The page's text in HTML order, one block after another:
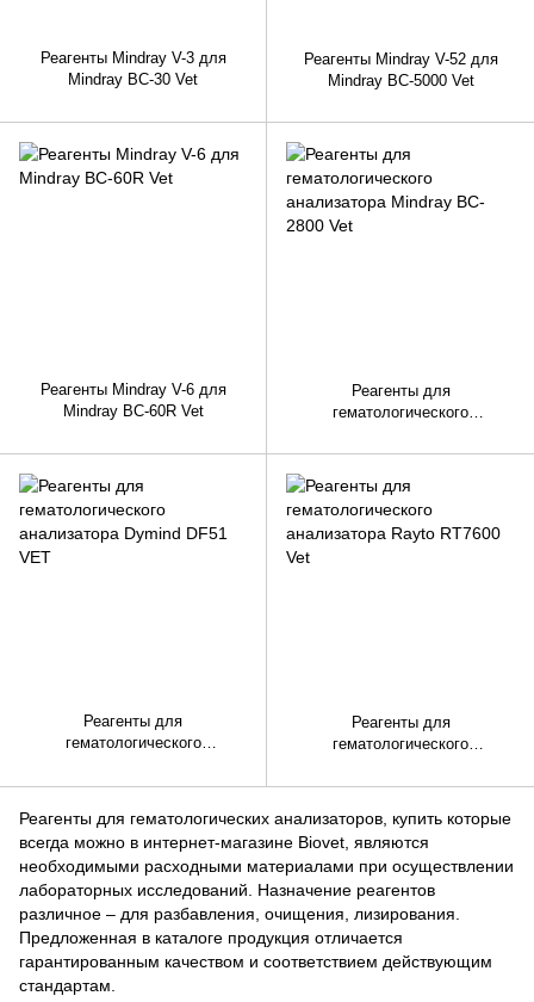
Реагенты для гематологических анализаторов, купить которые
всегда можно в интернет-магазине Biovet, являются
необходимыми расходными материалами при осуществлении
лабораторных исследований. Назначение реагентов
различное – для разбавления, очищения, лизирования.
Предложенная в каталоге продукция отличается
гарантированным качеством и соответствием действующим
стандартам.
Реагенты Mindray V-3 для
Mindray BC-30 Vet
Реагенты Mindray V-52 для
Mindray BC-5000 Vet
Реагенты Mindray V-6 для
Mindray BC-60R Vet
Реагенты для
гематологического
Vet
Реагенты для
гематологического
Реагенты для
гематологического